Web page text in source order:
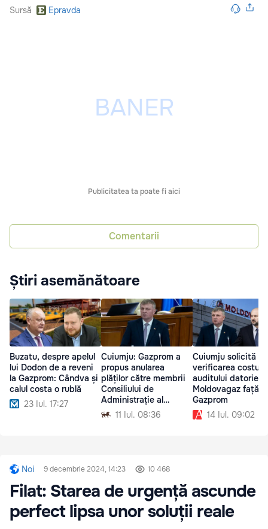
Sursă Epravda
Publicitatea ta poate fi aici
Comentarii
Știri asemănătoare
Buzatu, despre apelul
lui Dodon de a reveni
la Gazprom: Cândva și
calul costa o rublă
23 Iul. 17:27
Cuiumju: Gazprom a
propus anularea
plăților către membrii
Consiliului de
Administrație al
Moldovagaz
11 Iul. 08:36
Cuiumju solicită
verificarea costului
auditului datoriei
Moldovagaz față
Gazprom
14 Iul. 09:02
Noi 9 decembrie 2024, 14:23 10 468
Filat: Starea de urgență ascunde
perfect lipsa unor soluții reale